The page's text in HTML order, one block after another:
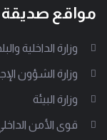
مواقع صديقة
وزارة الداخلية
وزارة الشؤون
وزارة البيئة
قوى الأمن